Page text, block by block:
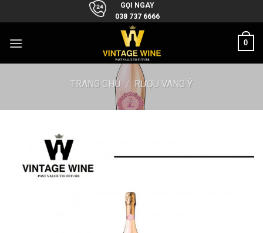
to
GỌI NGAY
038 737 6666
0
TRANG CHỦ / RƯỢU VANG Ý